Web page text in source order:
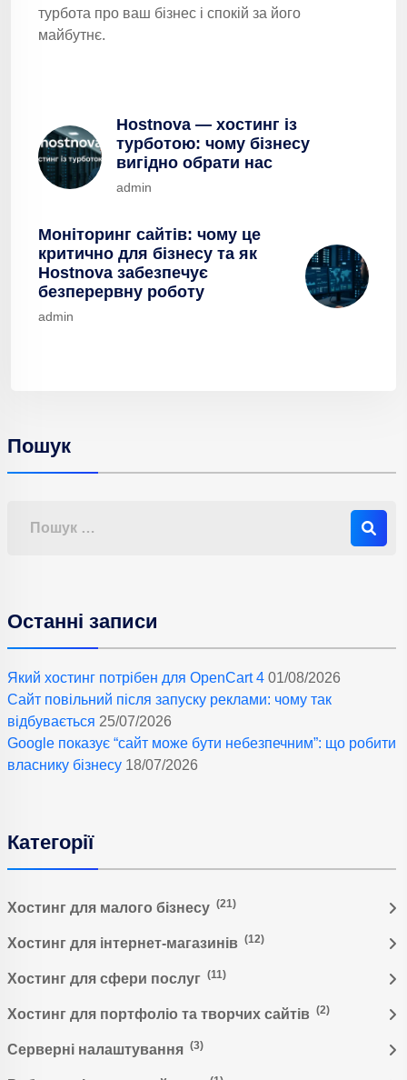
турбота про ваш бізнес і спокій за його
майбутнє.
Hostnova — хостинг із
турботою: чому бізнесу
вигідно обрати нас
admin
Моніторинг сайтів: чому це
критично для бізнесу та як
Hostnova забезпечує
безперервну роботу
admin
Пошук
Останні записи
Який хостинг потрібен для OpenCart 4 01/08/2026
Сайт повільний після запуску реклами: чому так
відбувається 25/07/2026
Google показує “сайт може бути небезпечним”: що робити
власнику бізнесу 18/07/2026
Категорії
Хостинг для малого бізнесу (21)
Хостинг для інтернет-магазинів (12)
Хостинг для сфери послуг (11)
Хостинг для портфоліо та творчих сайтів (2)
Серверні налаштування (3)